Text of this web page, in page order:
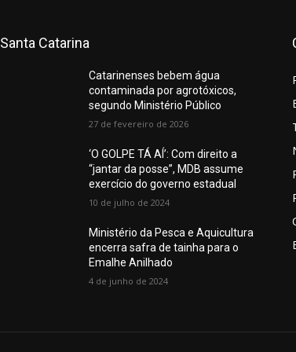
Santa Catarina
Catarinenses bebem água
contaminada por agrotóxicos,
segundo Ministério Público
27 de fevereiro de 2026
‘O GOLPE TÁ AÍ’: Com direito a
“jantar da posse”, MDB assume
exercício do governo estadual
10 de julho de 2024
Ministério da Pesca e Aquicultura
encerra safra de tainha para o
Emalhe Anilhado
4 de junho de 2024